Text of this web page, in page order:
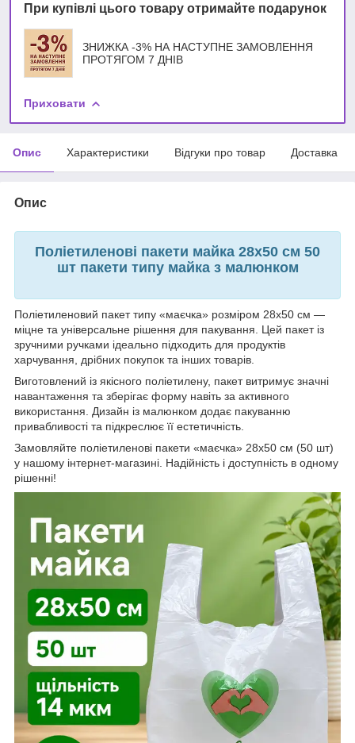
При купівлі цього товару отримайте подарунок
ЗНИЖКА -3% НА НАСТУПНЕ ЗАМОВЛЕННЯ
ПРОТЯГОМ 7 ДНІВ
Приховати
Опис Характеристики Відгуки про товар Доставка
Опис
Поліетиленові пакети майка 28x50 см 50
шт пакети типу майка з малюнком
Поліетиленовий пакет типу «маєчка» розміром 28x50 см —
міцне та універсальне рішення для пакування. Цей пакет із
зручними ручками ідеально підходить для продуктів
харчування, дрібних покупок та інших товарів.
Виготовлений із якісного поліетилену, пакет витримує значні
навантаження та зберігає форму навіть за активного
використання. Дизайн із малюнком додає пакуванню
привабливості та підкреслює її естетичність.
Замовляйте поліетиленові пакети «маєчка» 28x50 см (50 шт)
у нашому інтернет-магазині. Надійність і доступність в одному
рішенні!